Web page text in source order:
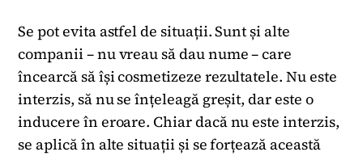
Se pot evita astfel de situații. Sunt și alte
companii – nu vreau să dau nume – care
încearcă să își cosmetizeze rezultatele. Nu este
interzis, să nu se înțeleagă greșit, dar este o
inducere în eroare. Chiar dacă nu este interzis,
se aplică în alte situații și se forțează această